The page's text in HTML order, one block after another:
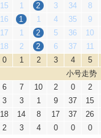
15 1 2 3 34 8
16 1 1 4 35 9
17 1 2 5 36 10
18 2 2 6 37 11
0 1 2 3 4 5
小号走势
6 7 10 2 0 2
3 3 1 9 37 15
18 14 8 17 37 26
2 3 4 0 0 0